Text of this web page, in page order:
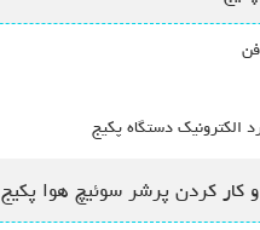
الکترونیک دستگاه پکیج
کار کردن پرشر سوئیچ هوا پکیج